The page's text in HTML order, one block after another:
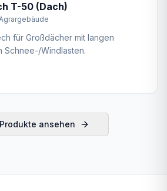
T-50 (Dach)
für Großdächer mit langen
Schnee-/Windlasten.
ansehen